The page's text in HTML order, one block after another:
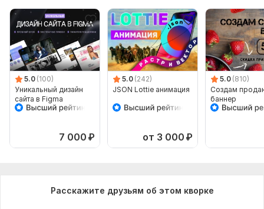
5.0 (100)
Уникальный дизайн
сайта в Figma
7 000 ₽
5.0 (242)
JSON Lottie анимация
от 3 000 ₽
5.0 (810)
Создам
баннер
Расскажите друзьям об этом кворке